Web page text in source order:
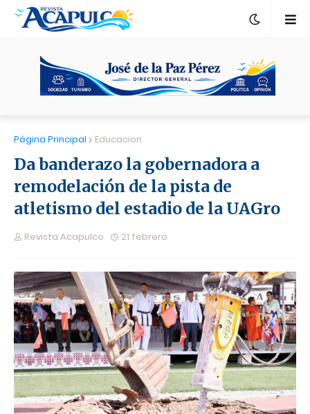
Página Principal Educacion
Da banderazo la gobernadora a
remodelación de la pista de
atletismo del estadio de la UAGro
Revista Acapulco 21 febrero